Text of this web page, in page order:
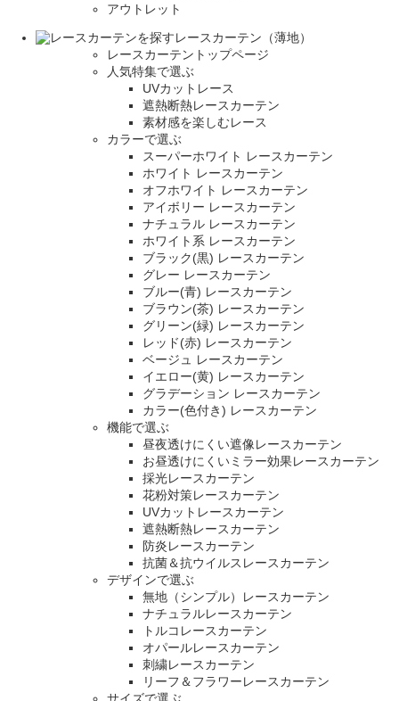
アウトレット
レースカーテン（薄地）
レースカーテントップページ
人気特集で選ぶ
UVカットレース
遮熱断熱レースカーテン
素材感を楽しむレース
カラーで選ぶ
スーパーホワイト レースカーテン
ホワイト レースカーテン
オフホワイト レースカーテン
アイボリー レースカーテン
ナチュラル レースカーテン
ホワイト系 レースカーテン
ブラック(黒) レースカーテン
グレー レースカーテン
ブルー(青) レースカーテン
ブラウン(茶) レースカーテン
グリーン(緑) レースカーテン
レッド(赤) レースカーテン
ベージュ レースカーテン
イエロー(黄) レースカーテン
グラデーション レースカーテン
カラー(色付き) レースカーテン
機能で選ぶ
昼夜透けにくい遮像レースカーテン
お昼透けにくいミラー効果レースカーテン
採光レースカーテン
花粉対策レースカーテン
UVカットレースカーテン
遮熱断熱レースカーテン
防炎レースカーテン
抗菌＆抗ウイルスレースカーテン
デザインで選ぶ
無地（シンプル）レースカーテン
ナチュラルレースカーテン
トルコレースカーテン
オパールレースカーテン
刺繍レースカーテン
リーフ＆フラワーレースカーテン
サイズで選ぶ